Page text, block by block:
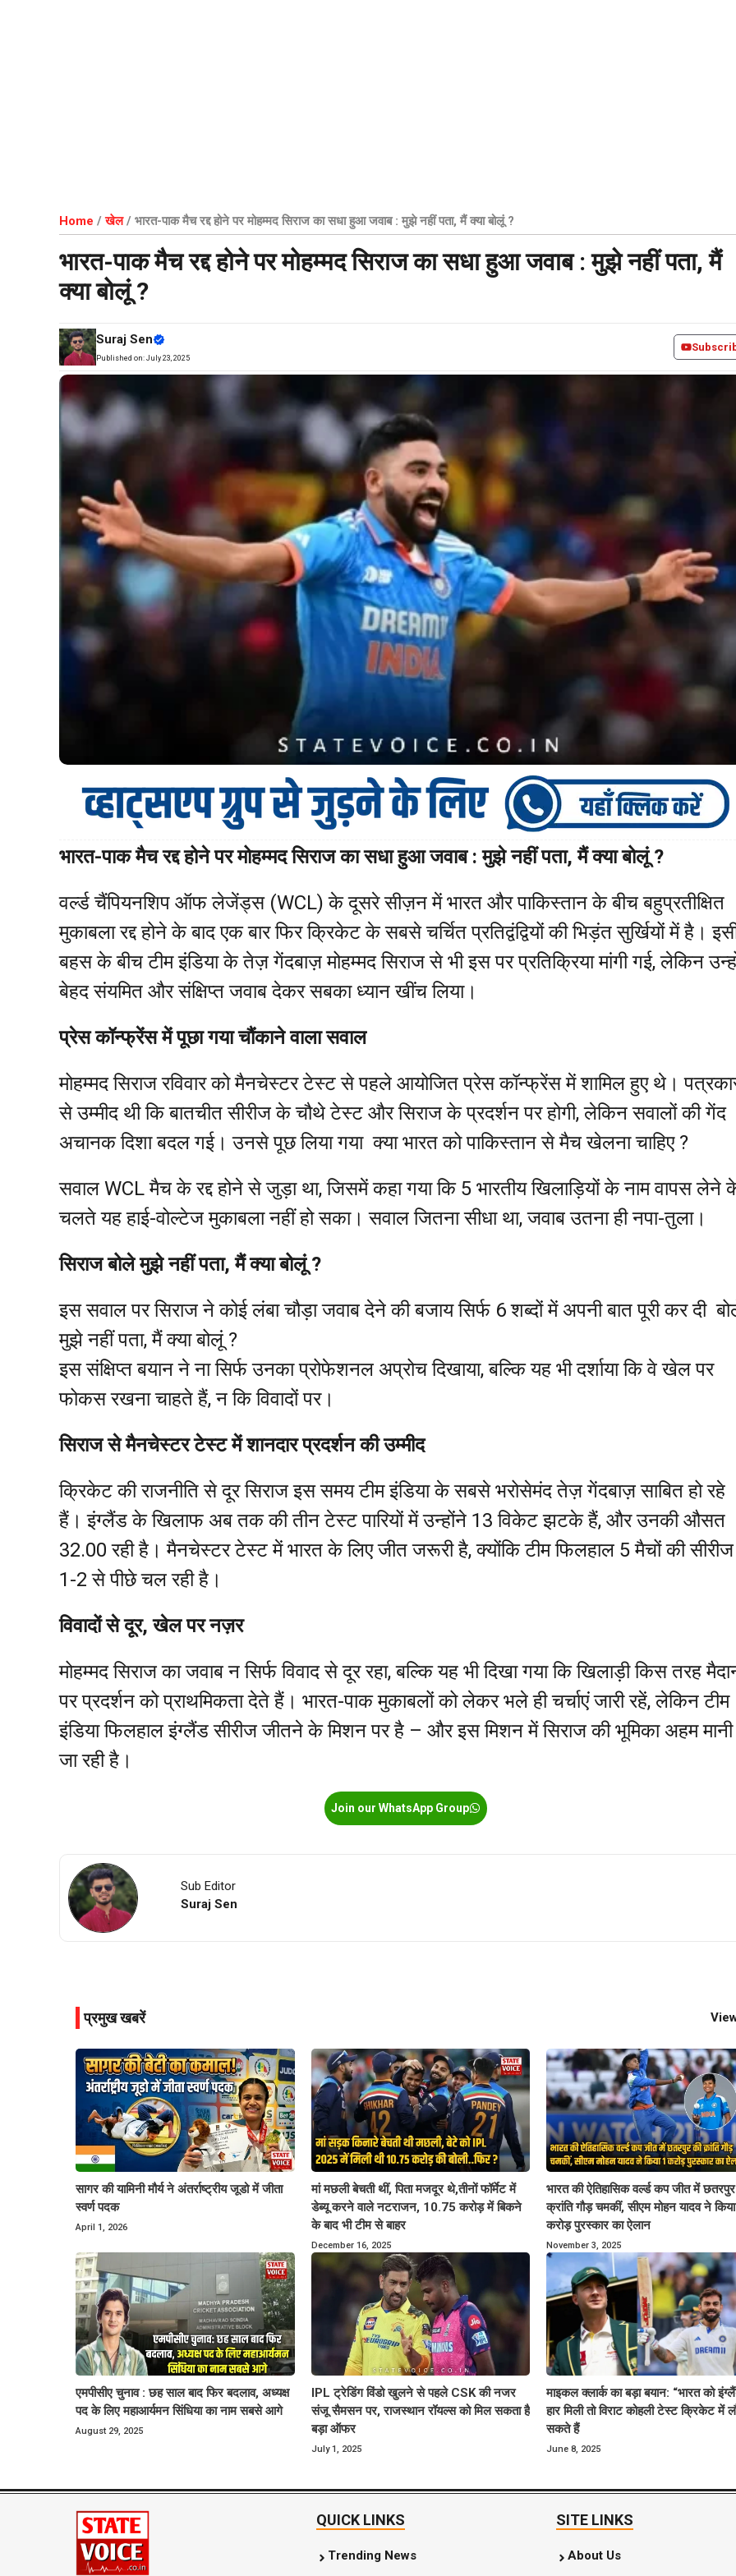
Home /खेल/ भारत-पाक मैच रद्द होने पर मोहम्मद सिराज का सधा हुआ जवाब : मुझे नहीं पता, मैं क्या बोलूं ?
भारत-पाक मैच रद्द होने पर मोहम्मद सिराज का सधा हुआ जवाब : मुझे नहीं पता, मैं
क्या बोलूं ?
Suraj Sen
Published on: July 23, 2025
भारत-पाक मैच रद्द होने पर मोहम्मद सिराज का सधा हुआ जवाब : मुझे नहीं पता, मैं क्या बोलूं ?
वर्ल्ड चैंपियनशिप ऑफ लेजेंड्स (WCL) के दूसरे सीज़न में भारत और पाकिस्तान के बीच बहुप्रतीक्षित
मुकाबला रद्द होने के बाद एक बार फिर क्रिकेट के सबसे चर्चित प्रतिद्वंद्वियों की भिड़ंत सुर्खियों में है।
बहस के बीच टीम इंडिया के तेज़ गेंदबाज़ मोहम्मद सिराज से भी इस पर प्रतिक्रिया मांगी गई, लेकिन
बेहद संयमित और संक्षिप्त जवाब देकर सबका ध्यान खींच लिया।
प्रेस कॉन्फ्रेंस में पूछा गया चौंकाने वाला सवाल
मोहम्मद सिराज रविवार को मैनचेस्टर टेस्ट से पहले आयोजित प्रेस कॉन्फ्रेंस में शामिल हुए थे।
से उम्मीद थी कि बातचीत सीरीज के चौथे टेस्ट और सिराज के प्रदर्शन पर होगी, लेकिन सवालों की गेंद
अचानक दिशा बदल गई। उनसे पूछ लिया गया क्या भारत को पाकिस्तान से मैच खेलना चाहिए ?
सवाल WCL मैच के रद्द होने से जुड़ा था, जिसमें कहा गया कि 5 भारतीय खिलाड़ियों के नाम वापस लेने
चलते यह हाई-वोल्टेज मुकाबला नहीं हो सका। सवाल जितना सीधा था, जवाब उतना ही नपा-तुला।
सिराज बोले मुझे नहीं पता, मैं क्या बोलूं ?
इस सवाल पर सिराज ने कोई लंबा चौड़ा जवाब देने की बजाय सिर्फ 6 शब्दों में अपनी बात पूरी कर दी
मुझे नहीं पता, मैं क्या बोलूं ?
इस संक्षिप्त बयान ने ना सिर्फ उनका प्रोफेशनल अप्रोच दिखाया, बल्कि यह भी दर्शाया कि वे खेल पर
फोकस रखना चाहते हैं, न कि विवादों पर।
सिराज से मैनचेस्टर टेस्ट में शानदार प्रदर्शन की उम्मीद
क्रिकेट की राजनीति से दूर सिराज इस समय टीम इंडिया के सबसे भरोसेमंद तेज़ गेंदबाज़ साबित हो रहे
हैं। इंग्लैंड के खिलाफ अब तक की तीन टेस्ट पारियों में उन्होंने 13 विकेट झटके हैं, और उनकी औसत
32.00 रही है। मैनचेस्टर टेस्ट में भारत के लिए जीत जरूरी है, क्योंकि टीम फिलहाल 5 मैचों की
1-2 से पीछे चल रही है।
विवादों से दूर, खेल पर नज़र
मोहम्मद सिराज का जवाब न सिर्फ विवाद से दूर रहा, बल्कि यह भी दिखा गया कि खिलाड़ी किस तरह
पर प्रदर्शन को प्राथमिकता देते हैं। भारत-पाक मुकाबलों को लेकर भले ही चर्चाएं जारी रहें, लेकिन टीम
इंडिया फिलहाल इंग्लैंड सीरीज जीतने के मिशन पर है – और इस मिशन में सिराज की भूमिका अहम मानी
जा रही है।
Join our WhatsApp Group
Sub Editor
Suraj Sen
प्रमुख खबरें
सागर की यामिनी मौर्य ने अंतर्राष्ट्रीय जूडो में जीता
स्वर्ण पदक
April 1, 2026
मां मछली बेचती थीं, पिता मजदूर थे,तीनों फॉर्मेट में
डेब्यू करने वाले नटराजन, 10.75 करोड़ में बिकने
के बाद भी टीम से बाहर
December 16, 2025
भारत की ऐतिहासिक वर्ल्ड कप जीत में
क्रांति गौड़ चमकीं, सीएम मोहन यादव ने
करोड़ पुरस्कार का ऐलान
November 3, 2025
एमपीसीए चुनाव : छह साल बाद फिर बदलाव, अध्यक्ष
पद के लिए महाआर्यमन सिंधिया का नाम सबसे आगे
August 29, 2025
IPL ट्रेडिंग विंडो खुलने से पहले CSK की नजर
संजू सैमसन पर, राजस्थान रॉयल्स को मिल सकता है
बड़ा ऑफर
July 1, 2025
माइकल क्लार्क का बड़ा बयान: “भारत को
हार मिली तो विराट कोहली टेस्ट क्रिकेट में
सकते हैं
June 8, 2025
QUICK LINKS
Trending News
SITE LINKS
About Us